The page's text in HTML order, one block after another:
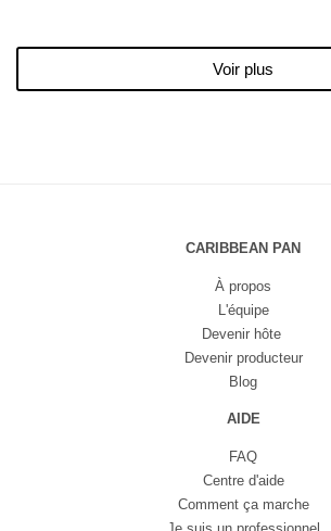
Voir plus
CARIBBEAN PAN
À propos
L'équipe
Devenir hôte
Devenir producteur
Blog
AIDE
FAQ
Centre d'aide
Comment ça marche